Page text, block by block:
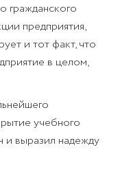
гражданского
предприятия,
и тот факт, что
в целом,
учебного
выразил надежду